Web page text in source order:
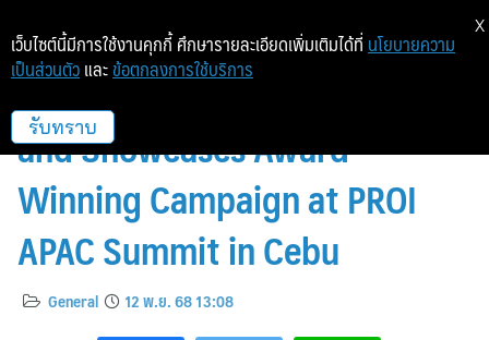
Midas PR Represents Thailand
and Showcases Award-
Winning Campaign at PROI
APAC Summit in Cebu
General 12 พ.ย. 68 13:08
เว็บไซต์นี้มีการใช้งานคุกกี้ ศึกษารายละเอียดเพิ่มเติมได้ที่ นโยบายความ
เป็นส่วนตัว และ ข้อตกลงการใช้บริการ
รับทราบ
X